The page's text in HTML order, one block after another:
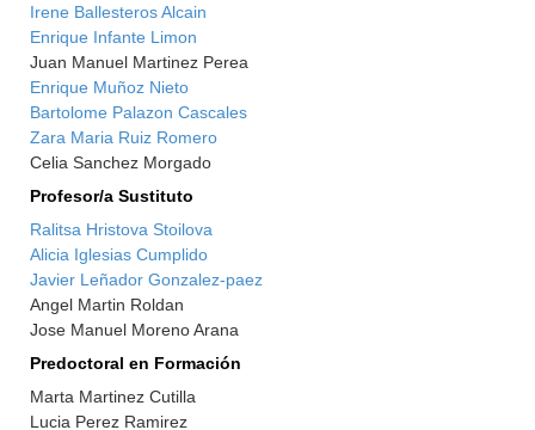
Irene Ballesteros Alcain
Enrique Infante Limon
Juan Manuel Martinez Perea
Enrique Muñoz Nieto
Bartolome Palazon Cascales
Zara Maria Ruiz Romero
Celia Sanchez Morgado
Profesor/a Sustituto
Ralitsa Hristova Stoilova
Alicia Iglesias Cumplido
Javier Leñador Gonzalez-paez
Angel Martin Roldan
Jose Manuel Moreno Arana
Predoctoral en Formación
Marta Martinez Cutilla
Lucia Perez Ramirez